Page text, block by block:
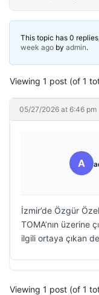
This topic has 0
week ago by admin.
Viewing 1 post (of 1
05/27/2026 at 6:46 pm
A
İzmir’de Özgür
TOMA’nın üzerine
ilgili ortaya çıkan
Viewing 1 post (of 1